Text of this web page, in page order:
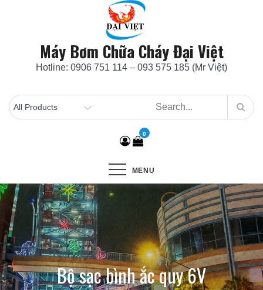
Máy Bơm Chữa Cháy Đại Việt
Hotline: 0906 751 114 – 093 575 185 (Mr Việt)
0
MENU
Bộ sạc bình ắc quy 6V